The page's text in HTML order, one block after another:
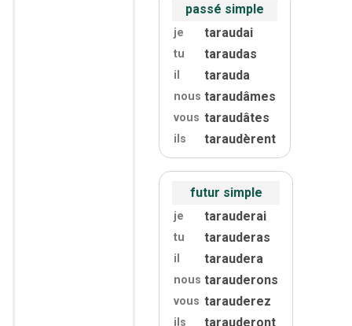
passé simple
je taraudai
tu taraudas
il tarauda
nous taraudâmes
vous taraudâtes
ils taraudèrent
futur simple
je tarauderai
tu tarauderas
il taraudera
nous tarauderons
vous tarauderez
ils tarauderont